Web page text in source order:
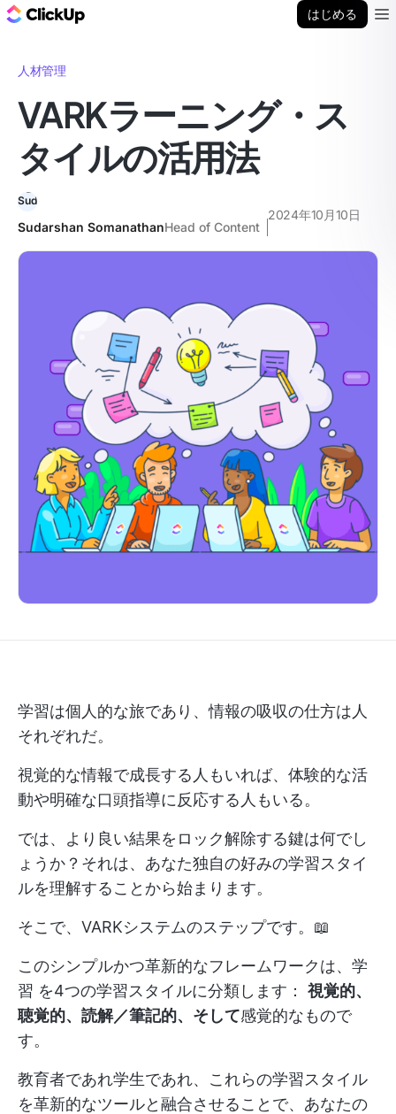
はじめる
人材管理
VARKラーニング・ス
タイルの活用法
Sudarshan SomanathanHead of Content
2024年10月10日
学習は個人的な旅であり、情報の吸収の仕方は人
それぞれだ。
視覚的な情報で成長する人もいれば、体験的な活
動や明確な口頭指導に反応する人もいる。
では、より良い結果をロック解除する鍵は何でし
ょうか？それは、あなた独自の好みの学習スタイ
ルを理解することから始まります。
そこで、VARKシステムのステップです。📖
このシンプルかつ革新的なフレームワークは、学
習 を4つの学習スタイルに分類します： 視覚的、
聴覚的、読解／筆記的、そして感覚的なもので
す。
教育者であれ学生であれ、これらの学習スタイル
を革新的なツールと融合させることで、あなたの